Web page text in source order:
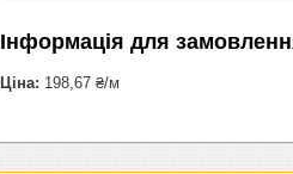
Інформація для
Ціна: 198,67 ₴/м